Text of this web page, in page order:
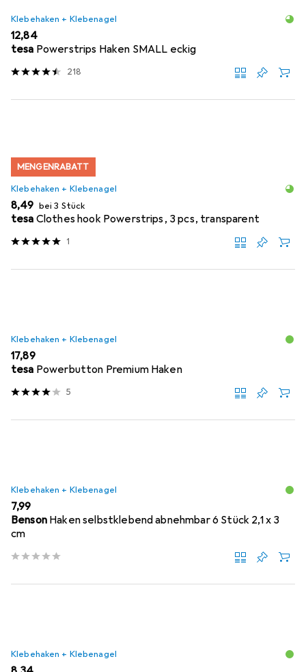
Klebehaken + Klebenagel
EUR
12,84
tesa Powerstrips Haken SMALL eckig
218
MENGENRABATT
Klebehaken + Klebenagel
EUR
8,49 bei 3 Stück
tesa Clothes hook Powerstrips, 3 pcs, transparent
1
Klebehaken + Klebenagel
EUR
17,89
tesa Powerbutton Premium Haken
5
Klebehaken + Klebenagel
EUR
7,99
Benson Haken selbstklebend abnehmbar 6 Stück 2,1 x 3
cm
Klebehaken + Klebenagel